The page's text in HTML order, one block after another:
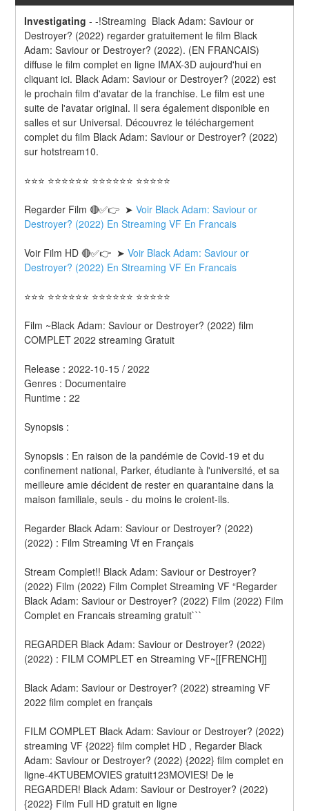
Investigating --!Streaming  Black Adam: Saviour or
Destroyer? (2022) regarder gratuitement le film Black
Adam: Saviour or Destroyer? (2022). (EN FRANCAIS)
diffuse le film complet en ligne IMAX-3D aujourd'hui en
cliquant ici. Black Adam: Saviour or Destroyer? (2022) est
le prochain film d'avatar de la franchise. Le film est une
suite de l'avatar original. Il sera également disponible en
salles et sur Universal. Découvrez le téléchargement
complet du film Black Adam: Saviour or Destroyer? (2022)
sur hotstream10.
⭐⭐⭐ ⭐⭐⭐⭐⭐⭐ ⭐⭐⭐⭐⭐⭐ ⭐⭐⭐⭐⭐
Regarder Film 🔴✅👉  ➤ Voir Black Adam: Saviour or
Destroyer? (2022) En Streaming VF En Francais
Voir Film HD 🔴✅👉  ➤ Voir Black Adam: Saviour or
Destroyer? (2022) En Streaming VF En Francais
⭐⭐⭐ ⭐⭐⭐⭐⭐⭐ ⭐⭐⭐⭐⭐⭐ ⭐⭐⭐⭐⭐
Film ~Black Adam: Saviour or Destroyer? (2022) film
COMPLET 2022 streaming Gratuit
Release : 2022-10-15 / 2022
Genres : Documentaire
Runtime : 22
Synopsis :
Synopsis : En raison de la pandémie de Covid-19 et du
confinement national, Parker, étudiante à l'université, et sa
meilleure amie décident de rester en quarantaine dans la
maison familiale, seuls - du moins le croient-ils.
Regarder Black Adam: Saviour or Destroyer? (2022)
(2022) : Film Streaming Vf en Français
Stream Complet!! Black Adam: Saviour or Destroyer?
(2022) Film (2022) Film Complet Streaming VF “Regarder
Black Adam: Saviour or Destroyer? (2022) Film (2022) Film
Complet en Francais streaming gratuit```
REGARDER Black Adam: Saviour or Destroyer? (2022)
(2022) : FILM COMPLET en Streaming VF~[[FRENCH]]
Black Adam: Saviour or Destroyer? (2022) streaming VF
2022 film complet en français
FILM COMPLET Black Adam: Saviour or Destroyer? (2022)
streaming VF {2022} film complet HD , Regarder Black
Adam: Saviour or Destroyer? (2022) {2022} film complet en
ligne-4KTUBEMOVIES gratuit123MOVIES! De le
REGARDER! Black Adam: Saviour or Destroyer? (2022)
{2022} Film Full HD gratuit en ligne